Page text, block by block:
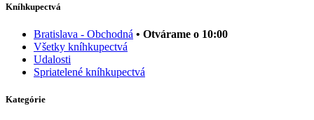
Kníhkupectvá
Bratislava - Obchodná • Otvárame o 10:00
Všetky kníhkupectvá
Udalosti
Spriatelené kníhkupectvá
Kategórie